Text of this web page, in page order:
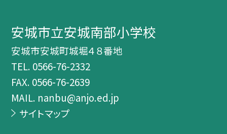
安城市立安城南部小学校
安城市安城町城堀４８番地
TEL. 0566-76-2332
FAX. 0566-76-2639
MAIL. nanbu@anjo.ed.jp
サイトマップ